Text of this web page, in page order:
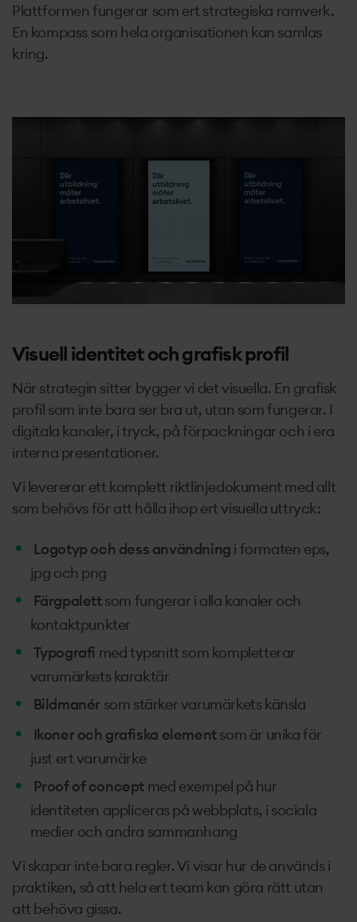
Plattformen fungerar som ert strategiska ramverk.
En kompass som hela organisationen kan samlas
kring.
Visuell identitet och grafisk profil
När strategin sitter bygger vi det visuella. En grafisk
profil som inte bara ser bra ut, utan som fungerar. I
digitala kanaler, i tryck, på förpackningar och i era
interna presentationer.
Vi levererar ett komplett riktlinjedokument med allt
som behövs för att hålla ihop ert visuella uttryck:
Logotyp och dess användning i formaten eps,
jpg och png
Färgpalettsom fungerar i alla kanaler och
kontaktpunkter
Typografi med typsnitt som kompletterar
varumärkets karaktär
Bildmanér som stärker varumärkets känsla
Ikoner och grafiska elementsom är unika för
just ert varumärke
Proof of concept med exempel på hur
identiteten appliceras på webbplats, i sociala
medier och andra sammanhang
Vi skapar inte bara regler. Vi visar hur de används i
praktiken, så att hela ert team kan göra rätt utan
att behöva gissa.